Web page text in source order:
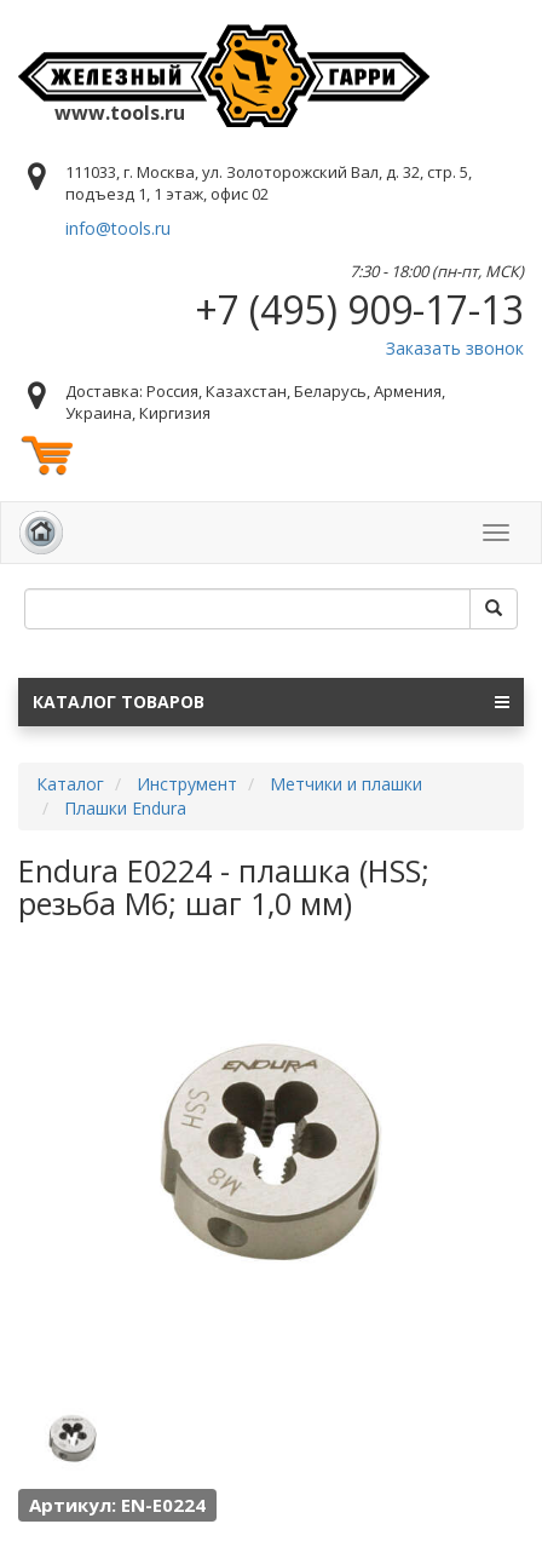
www.tools.ru
111033, г. Москва, ул. Золоторожский Вал, д. 32, стр. 5,
подъезд 1, 1 этаж, офис 02
info@tools.ru
7:30 - 18:00 (пн-пт, МСК)
+7 (495) 909-17-13
Заказать звонок
Доставка: Россия, Казахстан, Беларусь, Армения,
Украина, Киргизия
КАТАЛОГ ТОВАРОВ
Каталог Инструмент
Метчики и плашки
Плашки Endura
Endura E0224 - плашка (HSS;
резьба M6; шаг 1,0 мм)
Артикул: EN-E0224